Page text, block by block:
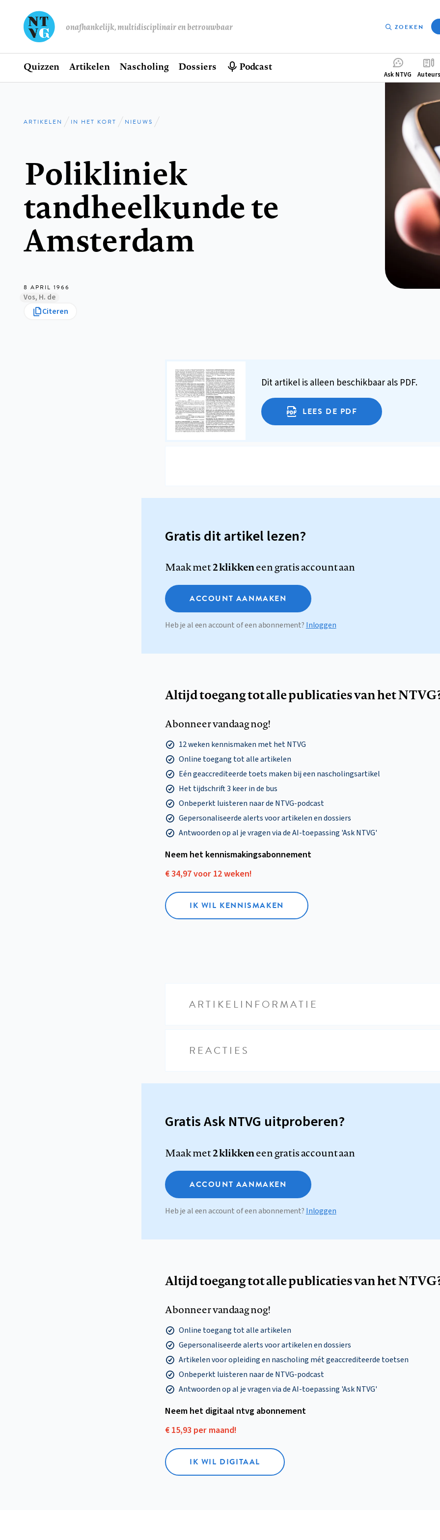
onafhankelijk, multidisciplinair en betrouwbaar ZOEKEN
Hoofdnavigatie
Home
Quizzen Artikelen Nascholing Dossiers Podcast
Ask NTVG Auteurs
Kruimelpad
ARTIKELEN IN HET KORT NIEUWS
Polikliniek
tandheelkunde te
Amsterdam
8 APRIL 1966
Vos, H. de
Citeren
Dit artikel is alleen beschikbaar als PDF.
LEES DE PDF
Gratis dit artikel lezen?
Maak met2 klikkeneen gratis account aan
ACCOUNT AANMAKEN
Heb je al een account of een abonnement? Inloggen
Altijd toegang tot alle publicaties van het
Abonneer vandaag nog!
12 weken kennismaken met het NTVG
Online toegang tot alle artikelen
Eén geaccrediteerde toets maken bij een nascholingsartikel
Het tijdschrift 3 keer in de bus
Onbeperkt luisteren naar de NTVG-podcast
Gepersonaliseerde alerts voor artikelen en dossiers
Antwoorden op al je vragen via de AI-toepassing 'Ask NTVG'
Neem het kennismakings­abonnement
€ 34,97 voor 12 weken!
IK WIL KENNISMAKEN
ARTIKELINFORMATIE
REACTIES
Gratis Ask NTVG uitproberen?
Maak met2 klikkeneen gratis account aan
ACCOUNT AANMAKEN
Heb je al een account of een abonnement? Inloggen
Altijd toegang tot alle publicaties van het
Abonneer vandaag nog!
Online toegang tot alle artikelen
Gepersonaliseerde alerts voor artikelen en dossiers
Artikelen voor opleiding en nascholing mét geaccrediteerde toetsen
Onbeperkt luisteren naar de NTVG-podcast
Antwoorden op al je vragen via de AI-toepassing 'Ask NTVG'
Neem het digitaal ntvg abonnement
€ 15,93 per maand!
IK WIL DIGITAAL